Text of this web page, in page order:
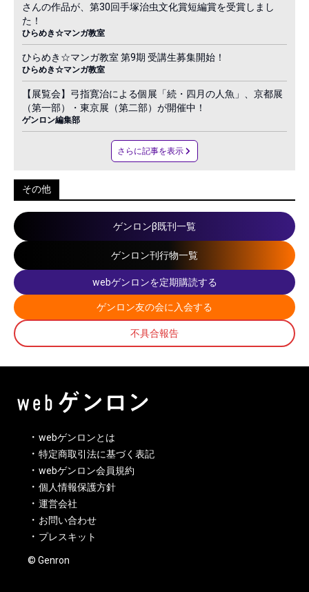
さんの作品が、第30回手塚治虫文化賞短編賞を受賞しまし
た！
ひらめき☆マンガ教室
ひらめき☆マンガ教室 第9期 受講生募集開始！
ひらめき☆マンガ教室
【展覧会】弓指寛治による個展「続・四月の人魚」、京都展
（第一部）・東京展（第二部）が開催中！
ゲンロン編集部
さらに記事を表示
その他
ゲンロンβ既刊一覧
ゲンロン刊行物一覧
webゲンロンを定期購読する
ゲンロン友の会に入会する
不具合報告
webゲンロンとは
特定商取引法に基づく表記
webゲンロン会員規約
個人情報保護方針
運営会社
お問い合わせ
プレスキット
© Genron